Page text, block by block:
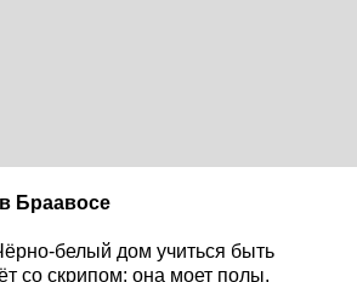
Браавосе
белый дом учиться быть
со скрипом: она моет полы,